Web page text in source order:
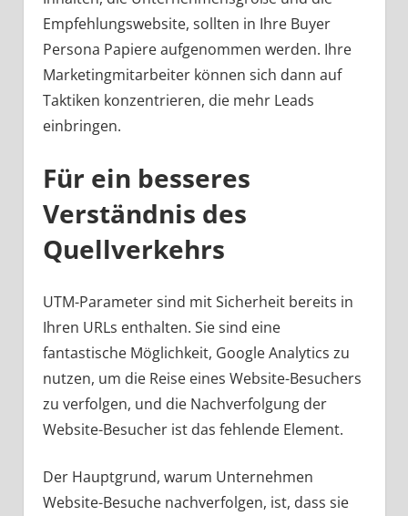
Empfehlungswebsite, sollten in Ihre Buyer
Persona Papiere aufgenommen werden. Ihre
Marketingmitarbeiter können sich dann auf
Taktiken konzentrieren, die mehr Leads
einbringen.
Für ein besseres
Verständnis des
Quellverkehrs
UTM-Parameter sind mit Sicherheit bereits in
Ihren URLs enthalten. Sie sind eine
fantastische Möglichkeit, Google Analytics zu
nutzen, um die Reise eines Website-Besuchers
zu verfolgen, und die Nachverfolgung der
Website-Besucher ist das fehlende Element.
Der Hauptgrund, warum Unternehmen
Website-Besuche nachverfolgen, ist, dass sie